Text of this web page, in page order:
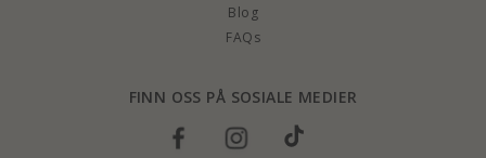
Blog
FAQs
FINN OSS PÅ SOSIALE MEDIER